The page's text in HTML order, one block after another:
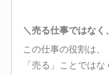
＼売る仕事ではな
この仕事の役割は、
「売る」ことでは